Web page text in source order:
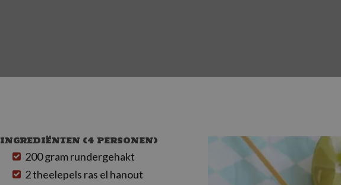
INGREDIËNTEN (4 PERSONEN)
200 gram rundergehakt
2 theelepels ras el hanout